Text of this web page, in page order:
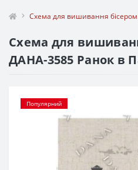
Схема для вишивання
Схема для
ДАНА-3585 Ранок в
Популярний